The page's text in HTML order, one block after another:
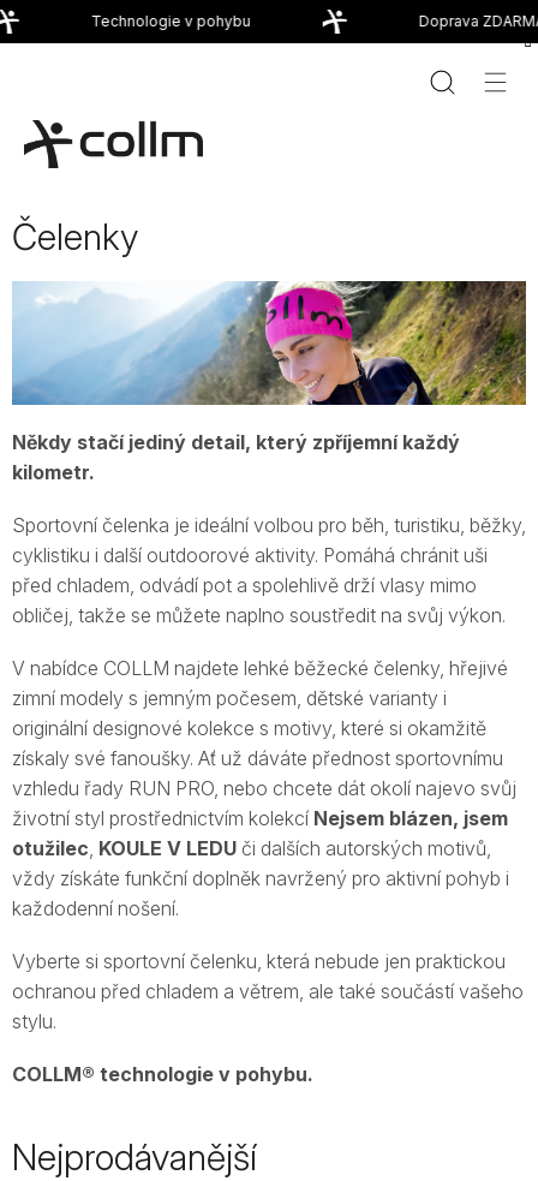
Přejít
na
Technologie v pohybu Doprava
Čelenky
Někdy stačí jediný detail, který zpříjemní každý
kilometr.
Sportovní čelenka je ideální volbou pro běh, turistiku, běžky,
cyklistiku i další outdoorové aktivity. Pomáhá chránit uši
před chladem, odvádí pot a spolehlivě drží vlasy mimo
obličej, takže se můžete naplno soustředit na svůj výkon.
V nabídce COLLM najdete lehké běžecké čelenky, hřejivé
zimní modely s jemným počesem, dětské varianty i
originální designové kolekce s motivy, které si okamžitě
získaly své fanoušky. Ať už dáváte přednost sportovnímu
vzhledu řady RUN PRO, nebo chcete dát okolí najevo svůj
životní styl prostřednictvím kolekcí Nejsem blázen, jsem
otužilec, KOULE V LEDU či dalších autorských motivů,
vždy získáte funkční doplněk navržený pro aktivní pohyb i
každodenní nošení.
Vyberte si sportovní čelenku, která nebude jen praktickou
ochranou před chladem a větrem, ale také součástí vašeho
stylu.
COLLM® technologie v pohybu.
Nejprodávanější